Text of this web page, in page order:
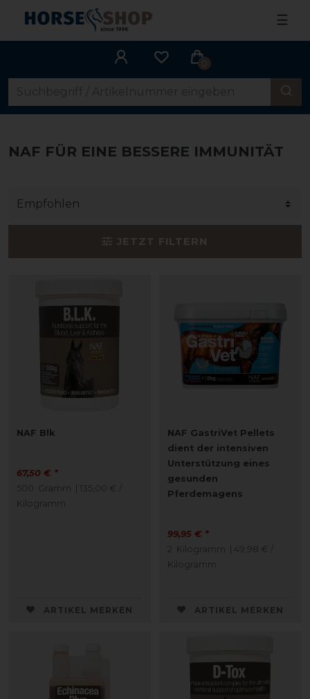
☰
0
NAF FÜR EINE BESSERE IMMUNITÄT
JETZT FILTERN
NAF Blk
67,50 € *
500 Gramm | 135,00 € /
Kilogramm
ARTIKEL MERKEN
NAF GastriVet Pellets
dient der intensiven
Unterstützung eines
gesunden
Pferdemagens
99,95 € *
2 Kilogramm | 49,98 € /
Kilogramm
ARTIKEL MERKEN